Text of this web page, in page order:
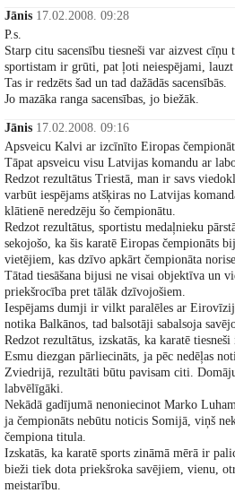
Jānis 17.02.2008. 09:28
P.s.
Starp citu sacensību tiesneši var aizvest
sportistam ir grūti, pat ļoti neiespējami, lauzt
Tas ir redzēts šad un tad dažādās sacensībās.
Jo mazāka ranga sacensības, jo biežāk.
Jānis 17.02.2008. 09:16
Apsveicu Kalvi ar izcīnīto Eiropas
Tāpat apsveicu visu Latvijas komandu ar
Redzot rezultātus Triestā, man ir savs
varbūt iespējams atšķiras no Latvijas
klātienē neredzēju šo čempionātu.
Redzot rezultātus, sportistu medaļnieku
sekojošo, ka šis karatē Eiropas čempionāts
vietējiem, kas dzīvo apkārt čempionāta
Tātad tiesāšana bijusi ne visai objektīva un
priekšrocība pret tālāk dzīvojošiem.
Iespējams dumji ir vilkt paralēles ar
notika Balkānos, tad balsotāji sabalsoja
Redzot rezultātus, izskatās, ka karatē
Esmu diezgan pārliecināts, ja pēc nedēļas
Zviedrijā, rezultāti būtu pavisam citi.
labvēlīgāki.
Nekādā gadījumā nenoniecinot Marko
ja čempionāts nebūtu noticis Somijā, viņš
čempiona titula.
Izskatās, ka karatē sports zināmā mērā ir
bieži tiek dota priekšroka savējiem, vienu,
meistarību.